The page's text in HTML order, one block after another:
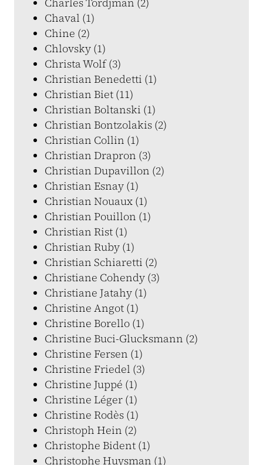
Chaval (1)
Chine (2)
Chlovsky (1)
Christa Wolf (3)
Christian Benedetti (1)
Christian Biet (11)
Christian Boltanski (1)
Christian Bontzolakis (2)
Christian Collin (1)
Christian Drapron (3)
Christian Dupavillon (2)
Christian Esnay (1)
Christian Nouaux (1)
Christian Pouillon (1)
Christian Rist (1)
Christian Ruby (1)
Christian Schiaretti (2)
Christiane Cohendy (3)
Christiane Jatahy (1)
Christine Angot (1)
Christine Borello (1)
Christine Buci-Glucksmann (2)
Christine Fersen (1)
Christine Friedel (3)
Christine Juppé (1)
Christine Léger (1)
Christine Rodès (1)
Christoph Hein (2)
Christophe Bident (1)
Christophe Huysman (1)